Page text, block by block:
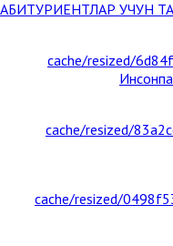
АБИТУРИЕНТЛАР УЧУН